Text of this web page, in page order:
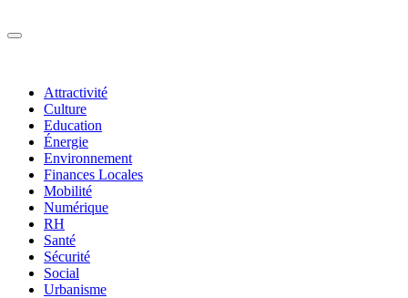
Attractivité
Culture
Education
Énergie
Environnement
Finances Locales
Mobilité
Numérique
RH
Santé
Sécurité
Social
Urbanisme